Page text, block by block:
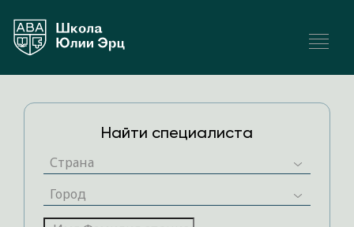
Найти специалиста